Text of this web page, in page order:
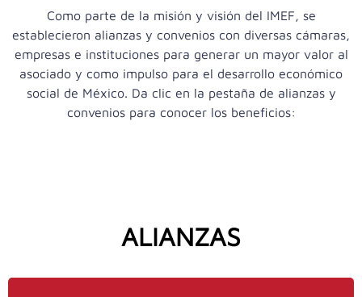
Como parte de la misión y visión del IMEF, se
establecieron alianzas y convenios con diversas cámaras,
empresas e instituciones para generar un mayor valor al
asociado y como impulso para el desarrollo económico
social de México. Da clic en la pestaña de alianzas y
convenios para conocer los beneficios:
ALIANZAS